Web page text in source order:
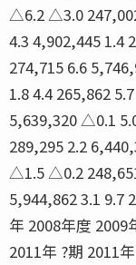
△6.2 △3.0
4.3 4,902,445 1.4
274,715 6.6
1.8 4.4 265,862
5,639,320 △0.1
289,295 2.2
△1.5 △0.2
5,944,862 3.1 9.7
年 2008年度 2009
2011年 ?期 2011